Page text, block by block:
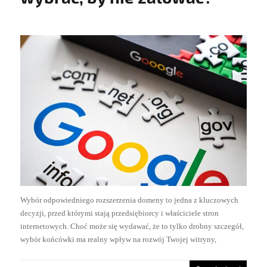
Wybór odpowiedniego rozszerzenia domeny to jedna z kluczowych
decyzji, przed którymi stają przedsiębiorcy i właściciele stron
internetowych. Choć może się wydawać, że to tylko drobny szczegół,
wybór końcówki ma realny wpływ na rozwój Twojej witryny,